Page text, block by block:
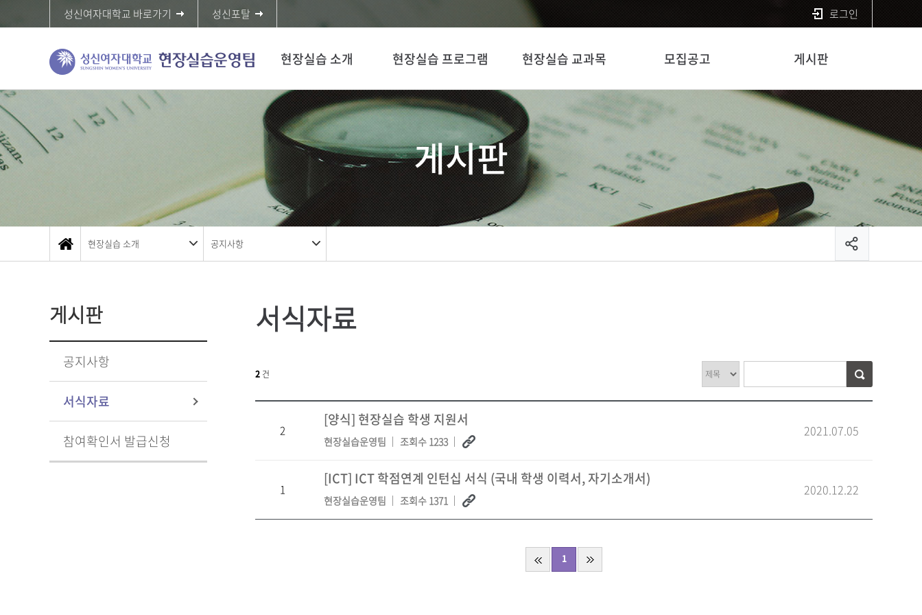
성신여자대학교 바로가기 성신포탈 로그인
현장실습 소개 현장실습 프로그램 현장실습 교과목 모집공고 게시판
게시판
현장실습 소개 공지사항
게시판
공지사항
서식자료
참여확인서 발급신청
서식자료
2 건
2
[양식] 현장실습 학생 지원서
현장실습운영팀 조회수 1233
2021.07.05
1
[ICT] ICT 학점연계 인턴십 서식 (국내 학생 이력서, 자기소개서)
현장실습운영팀 조회수 1371
2020.12.22
1